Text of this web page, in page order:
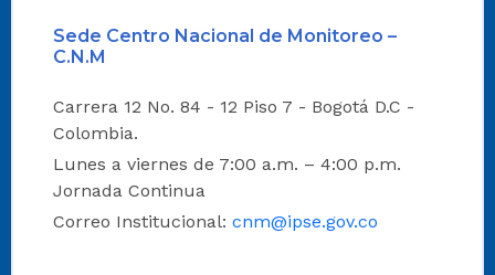
Sede Centro Nacional de Monitoreo –
C.N.M
Carrera 12 No. 84 - 12 Piso 7 - Bogotá D.C -
Colombia.
Lunes a viernes de 7:00 a.m. – 4:00 p.m.
Jornada Continua
Correo Institucional: cnm@ipse.gov.co